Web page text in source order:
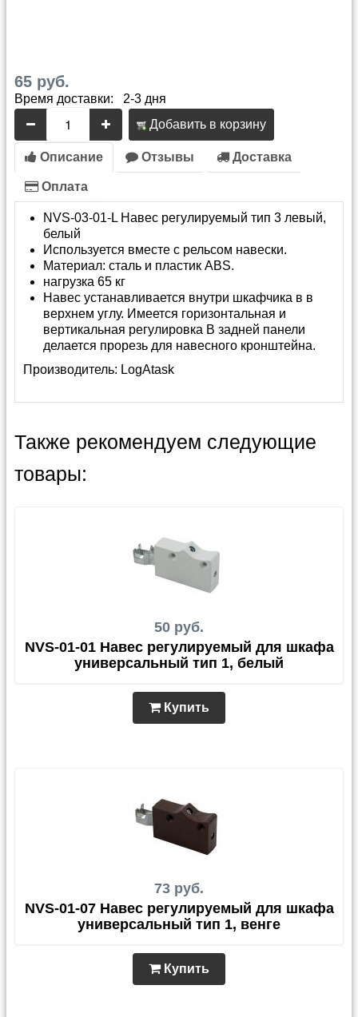
65 руб.
Время доставки: 2-3 дня
Добавить в корзину
Описание Отзывы Доставка
Оплата
NVS-03-01-L Навес регулируемый тип 3 левый,
белый
Используется вместе с рельсом навески.
Материал: сталь и пластик ABS.
нагрузка 65 кг
Навес устанавливается внутри шкафчика в в
верхнем углу. Имеется горизонтальная и
вертикальная регулировка В задней панели
делается прорезь для навесного кронштейна.
Производитель: LogAtask
Также рекомендуем следующие
товары:
50 руб.
NVS-01-01 Навес регулируемый для шкафа
универсальный тип 1, белый
Купить
73 руб.
NVS-01-07 Навес регулируемый для шкафа
универсальный тип 1, венге
Купить